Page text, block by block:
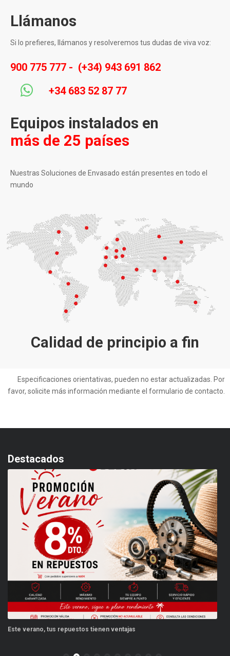
Llámanos
Si lo prefieres, llámanos y resolveremos tus dudas de viva voz:
900 775 777 - (+34) 943 691 862
+34 683 52 87 77
Equipos instalados en
más de 25 países
Nuestras Soluciones de Envasado están presentes en todo el
mundo
Calidad de principio a fin
Especificaciones orientativas, pueden no estar actualizadas. Por
favor, solicite más información mediante el formulario de contacto.
Destacados
Este verano, tus repuestos tienen ventajas